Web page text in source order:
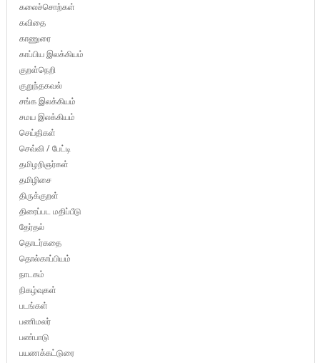
கலைச்சொற்கள்
கவிதை
காணுரை
காப்பிய இலக்கியம்
குறள்நெறி
குறுந்தகவல்
சங்க இலக்கியம்
சமய இலக்கியம்
செய்திகள்
செவ்வி / பேட்டி
தமிழறிஞர்கள்
தமிழிசை
திருக்குறள்
திரைப்பட மதிப்பீடு
தேர்தல்
தொடர்கதை
தொல்காப்பியம்
நாடகம்
நிகழ்வுகள்
படங்கள்
பணிமலர்
பண்பாடு
பயணக்கட்டுரை